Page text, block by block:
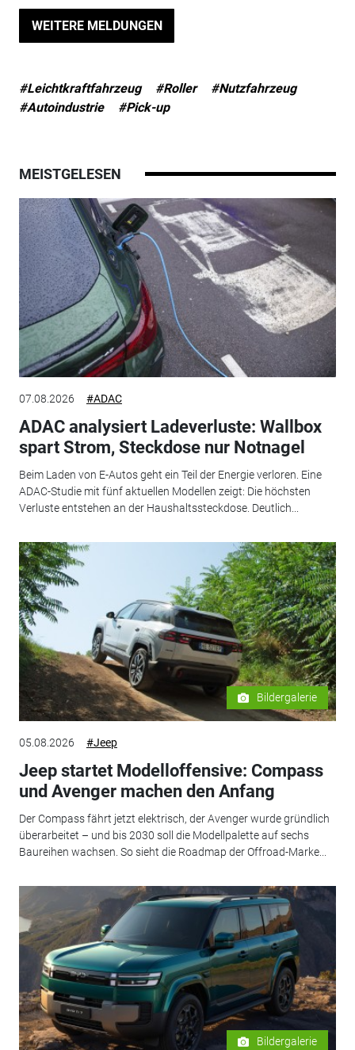
WEITERE MELDUNGEN
#Leichtkraftfahrzeug #Roller
#Nutzfahrzeug
#Autoindustrie
#Pick-up
MEISTGELESEN
07.08.2026 #ADAC
ADAC analysiert Ladeverluste: Wallbox
spart Strom, Steckdose nur Notnagel
Beim Laden von E-Autos geht ein Teil der Energie verloren. Eine
ADAC-Studie mit fünf aktuellen Modellen zeigt: Die höchsten
Verluste entstehen an der Haushaltssteckdose. Deutlich...
Bildergalerie
05.08.2026 #Jeep
Jeep startet Modelloffensive: Compass
und Avenger machen den Anfang
Der Compass fährt jetzt elektrisch, der Avenger wurde gründlich
überarbeitet – und bis 2030 soll die Modellpalette auf sechs
Baureihen wachsen. So sieht die Roadmap der Offroad-Marke...
Bildergalerie